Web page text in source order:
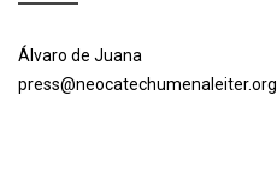
Álvaro de Juana
press@neocatechumenaleiter.org